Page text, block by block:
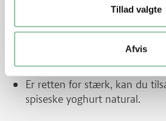
Tillad valgte
Afvis
Tips
Er retten for stærk, kan du
spiseske yoghurt natural.